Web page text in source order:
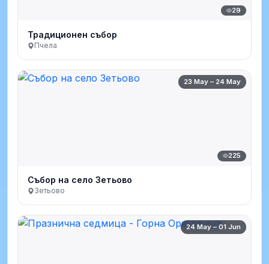
29
Традиционен събор
Пчела
23 May – 24 May
225
Събор на село Зетьово
Зетьово
24 May – 01 Jun